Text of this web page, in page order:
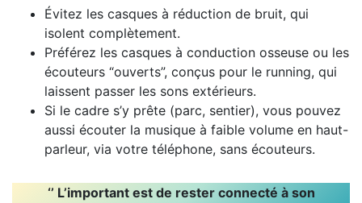
Évitez les casques à réduction de bruit, qui
isolent complètement.
Préférez les casques à conduction osseuse ou les
écouteurs “ouverts”, conçus pour le running, qui
laissent passer les sons extérieurs.
Si le cadre s’y prête (parc, sentier), vous pouvez
aussi écouter la musique à faible volume en haut-
parleur, via votre téléphone, sans écouteurs.
‘’ L’important est de rester connecté à son